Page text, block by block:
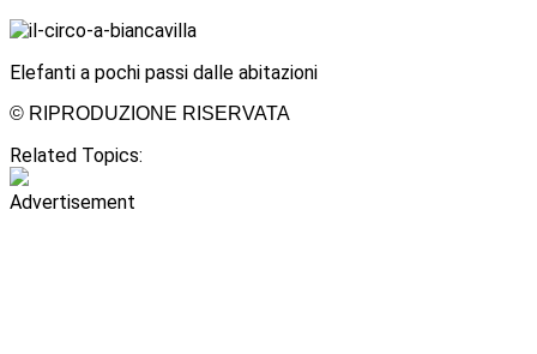
Elefanti a pochi passi dalle abitazioni
© RIPRODUZIONE RISERVATA
Related Topics:
Advertisement